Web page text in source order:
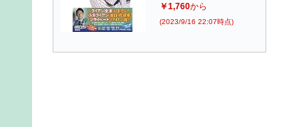
￥1,760から
(2023/9/16 22:07時点)